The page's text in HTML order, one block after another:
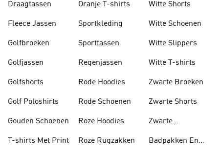
Draagtassen
Fleece Jassen
Golfbroeken
Golfjassen
Golfshorts
Golf Poloshirts
Gouden Schoenen
T-shirts Met Print
Oranje T-shirts
Sportkleding
Sporttassen
Regenjassen
Rode Hoodies
Rode Schoenen
Roze Hoodies
Roze Rugzakken
Witte Shorts
Witte Schoenen
Witte Slippers
Witte T-shirts
Zwarte Broeken
Zwarte Shorts
Zwarte
Badpakken En